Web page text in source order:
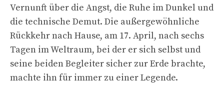
Vernunft über die Angst, die Ruhe im Dunkel und
die technische Demut. Die außergewöhnliche
Rückkehr nach Hause, am 17. April, nach sechs
Tagen im Weltraum, bei der er sich selbst und
seine beiden Begleiter sicher zur Erde brachte,
machte ihn für immer zu einer Legende.